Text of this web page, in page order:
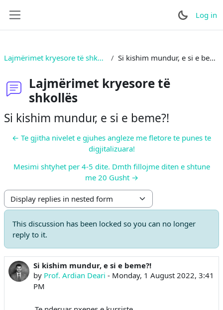
Log in
Lajmërimet kryesore të shkollës Si kishim mundur, e si e beme?!
Lajmërimet kryesore të
shkollës
Si kishim mundur, e si e beme?!
← Te gjitha nivelet e gjuhes angleze me fletore te punes te
digjitalizuara!
Mesimi shtyhet per 4-5 dite. Dmth fillojme diten e shtune
me 20 Gusht →
Display mode
This discussion has been locked so you can no longer
reply to it.
Si kishim mundur, e si e beme?!
by Prof. Ardian Deari - Monday, 1 August 2022, 3:41
PM
Number of replies: 0